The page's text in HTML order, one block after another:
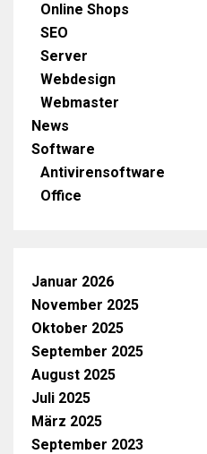
Online Shops
SEO
Server
Webdesign
Webmaster
News
Software
Antivirensoftware
Office
Januar 2026
November 2025
Oktober 2025
September 2025
August 2025
Juli 2025
März 2025
September 2023